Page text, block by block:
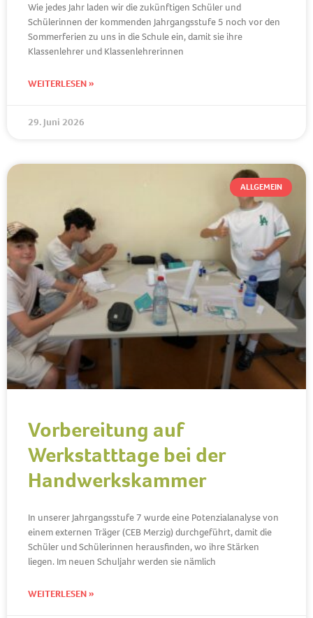
Wie jedes Jahr laden wir die zukünftigen Schüler und
Schülerinnen der kommenden Jahrgangsstufe 5 noch vor den
Sommerferien zu uns in die Schule ein, damit sie ihre
Klassenlehrer und Klassenlehrerinnen
WEITERLESEN »
29. Juni 2026
ALLGEMEIN
Vorbereitung auf
Werkstatttage bei der
Handwerkskammer
In unserer Jahrgangsstufe 7 wurde eine Potenzialanalyse von
einem externen Träger (CEB Merzig) durchgeführt, damit die
Schüler und Schülerinnen herausfinden, wo ihre Stärken
liegen. Im neuen Schuljahr werden sie nämlich
WEITERLESEN »